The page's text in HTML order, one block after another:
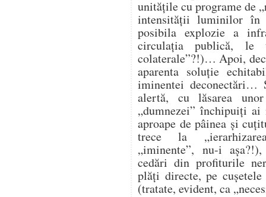
unitățile cu programe de
intensității luminilor în
posibila explozie a
circulația publică, le
colaterale”?!)… Apoi,
aparenta soluție
iminentei deconectări…
alertă, cu lăsarea
„dumnezei” închipuiți
aproape de pâinea și
trece la
„iminente”, nu-i
cedări din profiturile
plăți directe, pe
(tratate, evident, ca